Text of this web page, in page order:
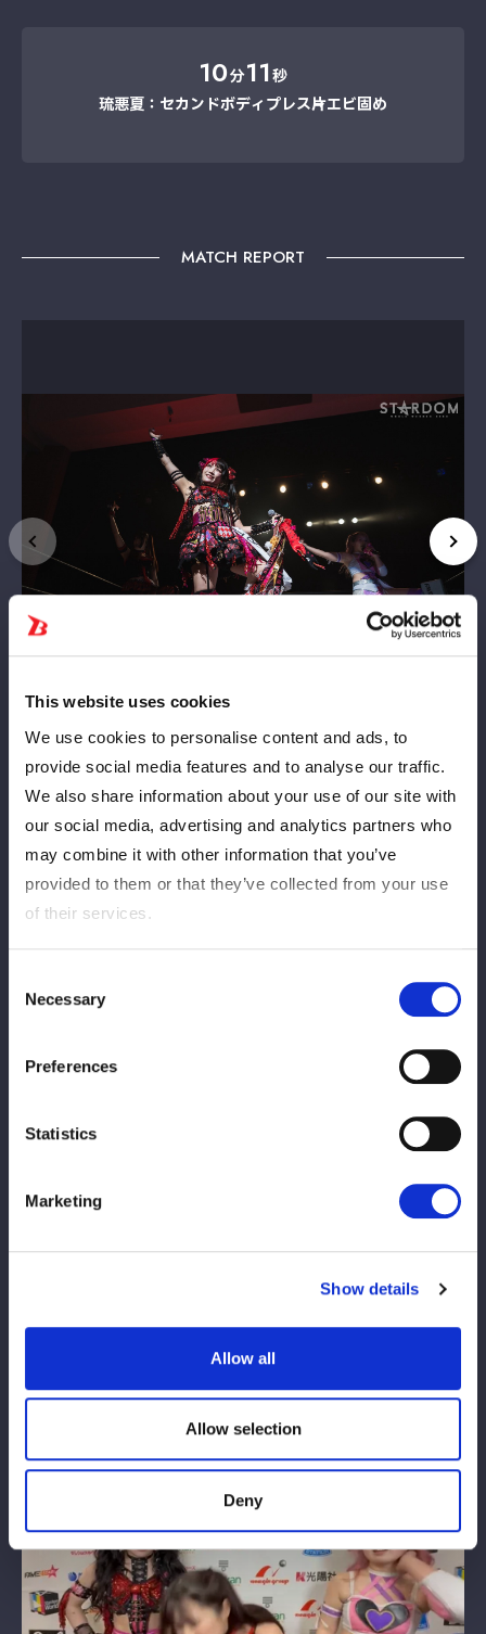
This website uses cookies
We use cookies to personalise content and ads, to
provide social media features and to analyse our traffic.
We also share information about your use of our site with
our social media, advertising and analytics partners who
may combine it with other information that you’ve
provided to them or that they’ve collected from your use
of their services.
Selection
Necessary
Preferences
Statistics
Marketing
Show details
Allow all
Allow selection
Deny
10分11秒
琉悪夏：セカンドボディプレス→片エビ固め
MATCH REPORT
第2試合では、代々木大会でアーティスト王座取りに失敗した伊
ィプラスに古沢が沈み、2日連続でH.A.T.E.に敗れる結果となっ
た。
敗因を分析した伊藤は「凶器じゃないか？ 我々も何か鉄砲など
を持って挑んだら勝てるのではないか」と言い出したが、果たし